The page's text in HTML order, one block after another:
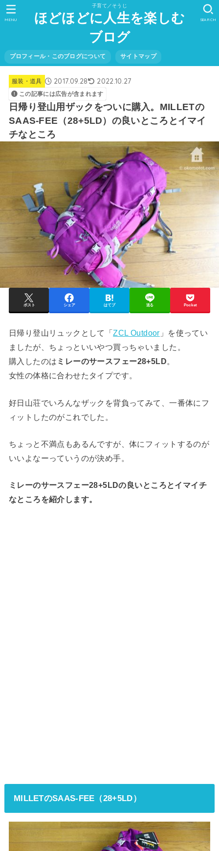
子育て／そうじ
ほどほどに人生を楽しむ
ブログ
プロフィール・このブログについて サイトマップ
SEARCH
MENU
服装・道具 2017.09.28 2022.10.27
この記事には広告が含まれます
日帰り登山用ザックをついに購入。MILLETの
SAAS-FEE（28+5LD）の良いところとイマイ
チなところ
ポスト シェア はてブ 送る Pocket
日帰り登山リュックとして「ZCL Outdoor 」を使ってい
ましたが、ちょっといいやつ買っちゃいました。
購入したのは ミレーのサースフェー28+5LD。
女性の体格に合わせたタイプです。
好日山荘でいろんなザックを背負ってみて、一番体にフ
ィットしたのがこれでした。
ちょっと不満点もあるんですが、体にフィットするのが
いいよなーっていうのが決め手。
ミレーのサースフェー28+5LDの良いところとイマイチ
なところを紹介します。
MILLETのSAAS-FEE（28+5LD）